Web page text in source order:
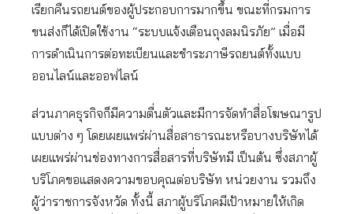
เรียกคืนรถยนต์ของผู้ประกอบการมากขึ้น ขณะที่กรมการ
ขนส่งก็ได้เปิดใช้งาน “ระบบแจ้งเตือนถุงลมนิรภัย” เมื่อมี
การดำเนินการต่อทะเบียนและชำระภาษีรถยนต์ทั้งแบบ
ออนไลน์และออฟไลน์
ส่วนภาคธุรกิจก็มีความตื่นตัวและมีการจัดทำสื่อโฆษณารูป
แบบต่าง ๆ โดยเผยแพร่ผ่านสื่อสาธารณะหรือบางบริษัทได้
เผยแพร่ผ่านช่องทางการสื่อสารที่บริษัทมี เป็นต้น ซึ่งสภาผู้
บริโภคขอแสดงความขอบคุณต่อบริษัท หน่วยงาน รวมถึง
ผู้ว่าราชการจังหวัด ทั้งนี้ สภาผู้บริโภคมีเป้าหมายให้เกิด